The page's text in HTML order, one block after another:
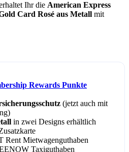
Ihr die American Express
Card Rosé aus Metall mit
Rewards Punkte
(jetzt auch mit
in zwei Designs erhältlich
Rent Mietwagenguthaben
Taxiguthaben